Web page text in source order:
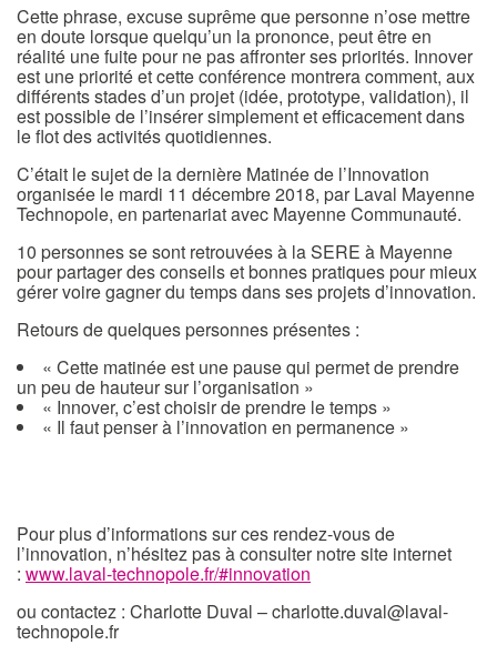
Cette phrase, excuse suprême que personne n’ose mettre
en doute lorsque quelqu’un la prononce, peut être en
réalité une fuite pour ne pas affronter ses priorités. Innover
est une priorité et cette conférence montrera comment, aux
différents stades d’un projet (idée, prototype, validation), il
est possible de l’insérer simplement et efficacement dans
le flot des activités quotidiennes.
C’était le sujet de la dernière Matinée de l’Innovation
organisée le mardi 11 décembre 2018, par Laval Mayenne
Technopole, en partenariat avec Mayenne Communauté.
10 personnes se sont retrouvées à la SERE à Mayenne
pour partager des conseils et bonnes pratiques pour mieux
gérer voire gagner du temps dans ses projets d’innovation.
Retours de quelques personnes présentes :
« Cette matinée est une pause qui permet de prendre
un peu de hauteur sur l’organisation »
« Innover, c’est choisir de prendre le temps »
« Il faut penser à l’innovation en permanence »
Pour plus d’informations sur ces rendez-vous de
l’innovation, n’hésitez pas à consulter notre site internet
: www.laval-technopole.fr/#innovation
ou contactez : Charlotte Duval – charlotte.duval@laval-
technopole.fr